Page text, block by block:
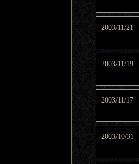
2003/11/21
2003/11/19
2003/11/17
2003/10/31